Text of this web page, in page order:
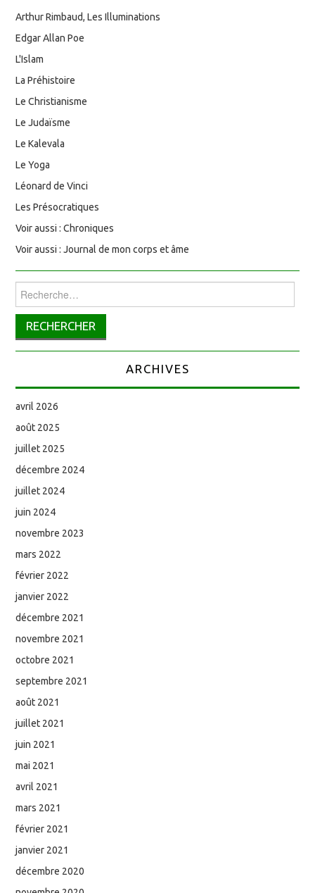
Arthur Rimbaud, Les Illuminations
Edgar Allan Poe
L'Islam
La Préhistoire
Le Christianisme
Le Judaïsme
Le Kalevala
Le Yoga
Léonard de Vinci
Les Présocratiques
Voir aussi : Chroniques
Voir aussi : Journal de mon corps et âme
Rechercher :
ARCHIVES
avril 2026
août 2025
juillet 2025
décembre 2024
juillet 2024
juin 2024
novembre 2023
mars 2022
février 2022
janvier 2022
décembre 2021
novembre 2021
octobre 2021
septembre 2021
août 2021
juillet 2021
juin 2021
mai 2021
avril 2021
mars 2021
février 2021
janvier 2021
décembre 2020